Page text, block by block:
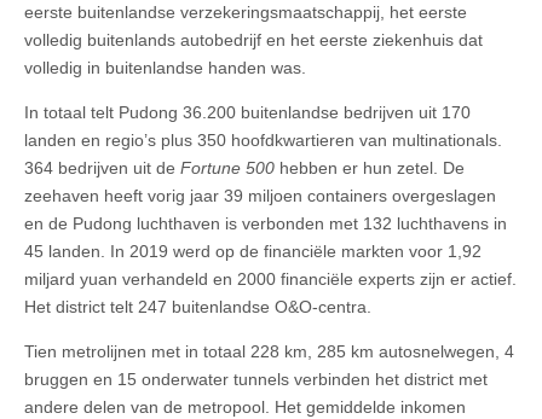
eerste buitenlandse verzekeringsmaatschappij, het eerste
volledig buitenlands autobedrijf en het eerste ziekenhuis dat
volledig in buitenlandse handen was.
In totaal telt Pudong 36.200 buitenlandse bedrijven uit 170
landen en regio’s plus 350 hoofdkwartieren van multinationals.
364 bedrijven uit de Fortune 500 hebben er hun zetel. De
zeehaven heeft vorig jaar 39 miljoen containers overgeslagen
en de Pudong luchthaven is verbonden met 132 luchthavens in
45 landen. In 2019 werd op de financiële markten voor 1,92
miljard yuan verhandeld en 2000 financiële experts zijn er actief.
Het district telt 247 buitenlandse O&O-centra.
Tien metrolijnen met in totaal 228 km, 285 km autosnelwegen, 4
bruggen en 15 onderwater tunnels verbinden het district met
andere delen van de metropool. Het gemiddelde inkomen